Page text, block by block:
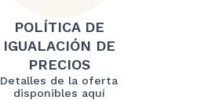
POLÍTICA DE
IGUALACIÓN DE
PRECIOS
Detalles de la oferta
disponibles aquí